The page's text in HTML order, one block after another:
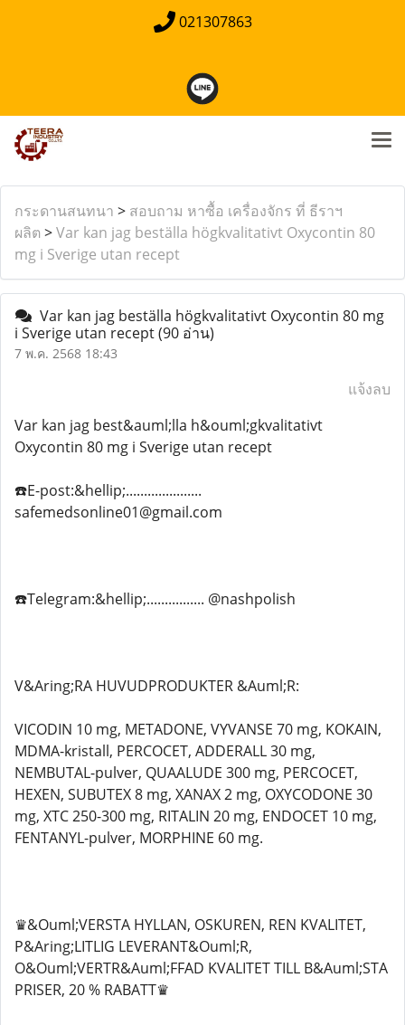
021307863
กระดานสนทนา > สอบถาม หาซื้อ เครื่องจักร ที่ ธีราฯ
ผลิต >Var kan jag beställa högkvalitativt Oxycontin 80
mg i Sverige utan recept
Var kan jag beställa högkvalitativt Oxycontin 80 mg
i Sverige utan recept(90 อ่าน)
7 พ.ค. 2568 18:43
แจ้งลบ
Var kan jag best&auml;lla h&ouml;gkvalitativt
Oxycontin 80 mg i Sverige utan recept
☎️E-post:&hellip;.....................
safemedsonline01@gmail.com
☎️Telegram:&hellip;................ @nashpolish
V&Aring;RA HUVUDPRODUKTER &Auml;R:
VICODIN 10 mg, METADONE, VYVANSE 70 mg, KOKAIN,
MDMA-kristall, PERCOCET, ADDERALL 30 mg,
NEMBUTAL-pulver, QUAALUDE 300 mg, PERCOCET,
HEXEN, SUBUTEX 8 mg, XANAX 2 mg, OXYCODONE 30
mg, XTC 250-300 mg, RITALIN 20 mg, ENDOCET 10 mg,
FENTANYL-pulver, MORPHINE 60 mg.
♛&Ouml;VERSTA HYLLAN, OSKUREN, REN KVALITET,
P&Aring;LITLIG LEVERANT&Ouml;R,
O&Ouml;VERTR&Auml;FFAD KVALITET TILL B&Auml;STA
PRISER, 20 % RABATT♛